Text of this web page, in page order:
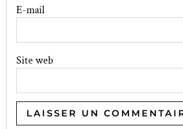
E-mail
Site web